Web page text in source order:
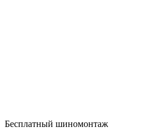
Бесплатный шиномонтаж